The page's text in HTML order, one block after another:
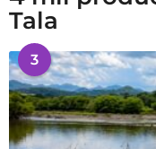
Tala
3